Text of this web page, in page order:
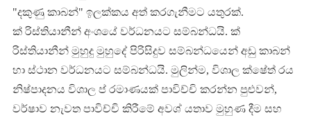
"දකුණු කාබන්" ඉලක්කය අත් කරගැනීමට යතුරක්.
ක් රිස්තියානීන් අංශයේ වර්ධනයට සම්බන්ධයි. ක්
රිස්තියානීන් මුහුදු මුහුදේ පිරිසිදුව සම්බන්ධයෙන් අඩු කාබන්
හා ස්ථාන වර්ධනයට සම්බන්ධයි. මුලින්ම, විශාල ක්ෂේත් රය
නිෂ්පාදනය විශාල ප් රමාණයක් පාවිච්චි කරන්න පුළුවන්,
වර්ෂාව නැවත පාවිච්චි කිරීමේ අවශ් යතාව මුහුණ දීම සහ